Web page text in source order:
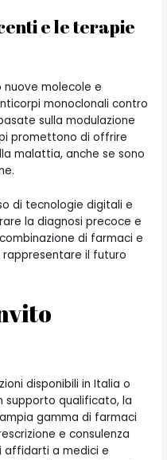
e le terapie
nuove molecole e
monoclonali contro
sulla modulazione
promettono di offrire
malattia, anche se sono
di tecnologie digitali e
la diagnosi precoce e
di farmaci e
il futuro
disponibili in Italia o
supporto qualificato, la
gamma di farmaci
e consulenza
affidarti a medici e